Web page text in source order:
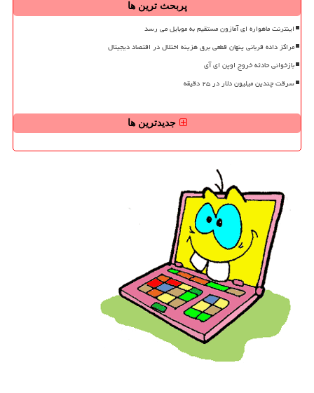
پربحث ترین ها
اینترنت ماهواره ای آمازون مستقیم به موبایل می رسد
مراکز داده قربانی پنهان قطعی برق هزینه اختلال در اقتصاد دیجیتال
بازخوانی حادثه خروج اوپن ای آی
سرقت چندین میلیون دلار در ۲۵ دقیقه
جدیدترین ها